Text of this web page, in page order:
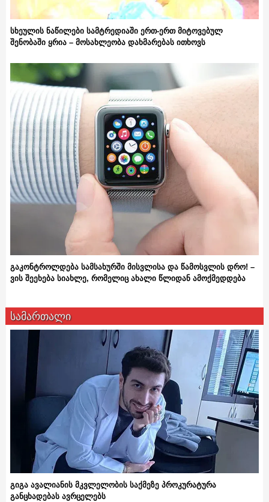
სხეულის ნაწილები სამტრედიაში ერთ-ერთ მიტოვებულ
შენობაში ყრია – მოსახლეობა დახმარებას ითხოვს
გაკონტროლდება სამსახურში მისვლისა და წამოსვლის დრო! –
ვის შეეხება სიახლე, რომელიც ახალი წლიდან ამოქმედდება
სამართალი
გიგა ავალიანის მკვლელობის საქმეზე პროკურატურა
განცხადებას ავრცელებს